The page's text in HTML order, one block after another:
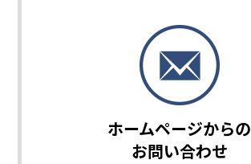
ホームページからの
お問い合わせ